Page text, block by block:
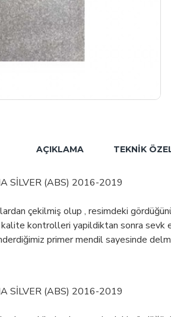
AÇIKLAMA TEKNIK
SİLVER (ABS) 2016-2019
çekilmiş olup , resimdeki
kalite kontrolleri yapildiktan sonra sevk
primer mendil sayesinde
SİLVER (ABS) 2016-2019